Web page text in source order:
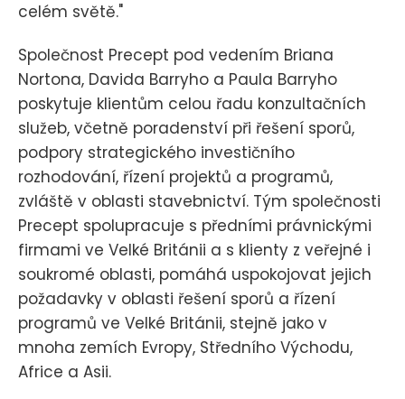
celém světě."
Společnost Precept pod vedením Briana
Nortona, Davida Barryho a Paula Barryho
poskytuje klientům celou řadu konzultačních
služeb, včetně poradenství při řešení sporů,
podpory strategického investičního
rozhodování, řízení projektů a programů,
zvláště v oblasti stavebnictví. Tým společnosti
Precept spolupracuje s předními právnickými
firmami ve Velké Británii a s klienty z veřejné i
soukromé oblasti, pomáhá uspokojovat jejich
požadavky v oblasti řešení sporů a řízení
programů ve Velké Británii, stejně jako v
mnoha zemích Evropy, Středního Východu,
Africe a Asii.